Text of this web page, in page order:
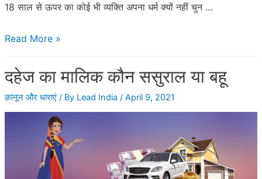
18 साल से ऊपर का कोई भी व्यक्ति अपना धर्म क्यों नहीं चुन …
18
के
Read More »
दहेज का मालिक कौन ससुराल या बहू
क़ानून और धाराएं/ By Lead India / April 9, 2021